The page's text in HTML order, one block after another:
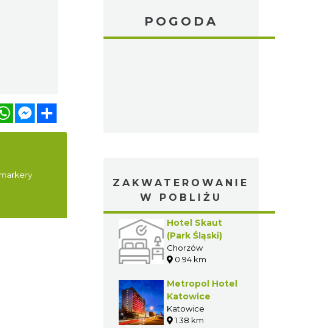
WhatsAppMessenger
POGODA
ZAKWATEROWANIE
W POBLIŻU
Hotel Skaut
(Park Śląski)
Chorzów
0.94 km
Metropol Hotel
Katowice
Katowice
1.38 km